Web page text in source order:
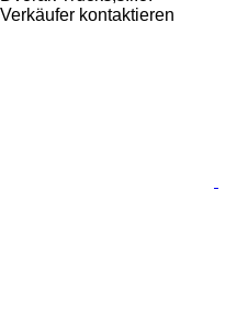
Verkäufer kontaktieren